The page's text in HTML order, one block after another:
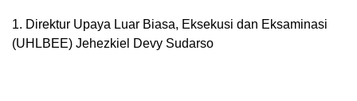
1. Direktur Upaya Luar Biasa, Eksekusi dan Eksaminasi
(UHLBEE) Jehezkiel Devy Sudarso